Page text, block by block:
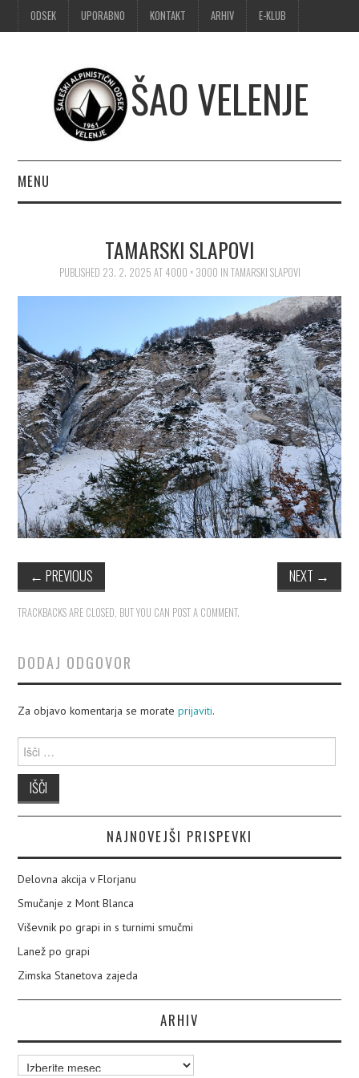
ODSEK UPORABNO KONTAKT ARHIV E-KLUB
ŠAO VELENJE
MENU
ALPINIZEM
ŠPORTNO PLEZANJE
PLEZALNI KROŽEK
TAMARSKI SLAPOVI
PUBLISHED 23. 2. 2025 AT 4000 × 3000 IN TAMARSKI SLAPOVI
← PREVIOUS NEXT →
TRACKBACKS ARE CLOSED, BUT YOU CAN POST A COMMENT.
DODAJ ODGOVOR
Za objavo komentarja se morateprijaviti.
Išči:
NAJNOVEJŠI PRISPEVKI
Delovna akcija v Florjanu
Smučanje z Mont Blanca
Viševnik po grapi in s turnimi smučmi
Lanež po grapi
Zimska Stanetova zajeda
ARHIV
Arhiv